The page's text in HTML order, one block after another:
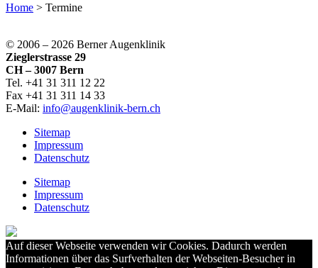
Home > Termine
© 2006 – 2026 Berner Augenklinik
Zieglerstrasse 29
CH – 3007 Bern
Tel. +41 31 311 12 22
Fax +41 31 311 14 33
E-Mail: info@augenklinik-bern.ch
Sitemap
Impressum
Datenschutz
Sitemap
Impressum
Datenschutz
Auf dieser Webseite verwenden wir Cookies. Dadurch werden
Informationen über das Surfverhalten der Webseiten-Besucher in